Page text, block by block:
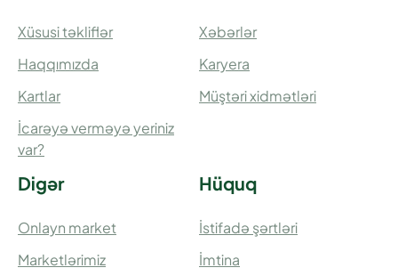
Xüsusi təkliflər
Haqqımızda
Kartlar
İcarəyə verməyə yeriniz
var?
Xəbərlər
Karyera
Müştəri xidmətləri
Digər
Onlayn market
Marketlərimiz
Hüquq
İstifadə şərtləri
İmtina